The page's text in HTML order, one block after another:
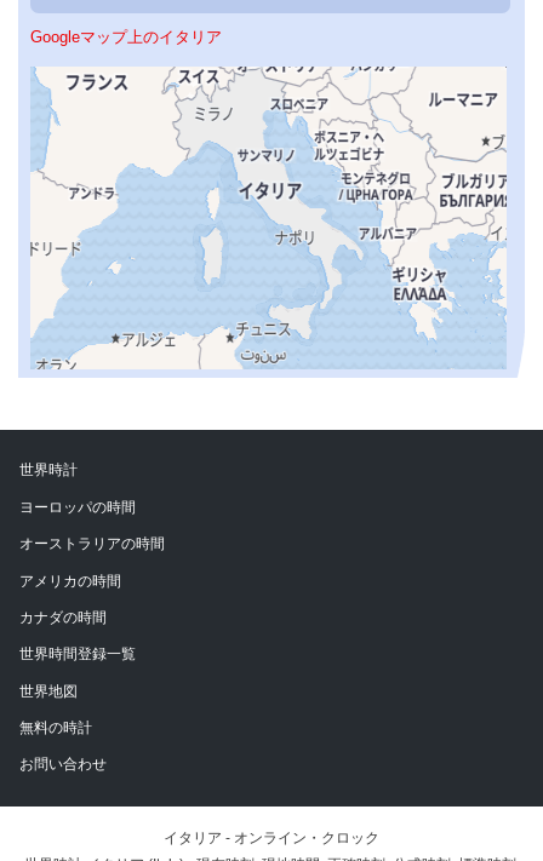
Googleマップ上のイタリア
世界時計
ヨーロッパの時間
オーストラリアの時間
アメリカの時間
カナダの時間
世界時間登録一覧
世界地図
無料の時計
お問い合わせ
イタリア - オンライン・クロック